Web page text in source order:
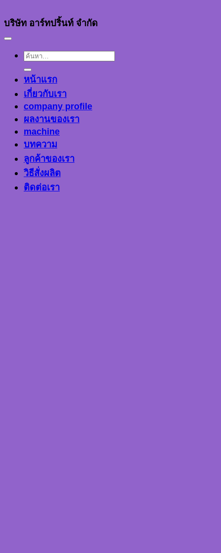
บริษัท อาร์ทปริ้นท์ จำกัด
ค้นหา:
หน้าแรก
เกี่ยวกับเรา
company profile
ผลงานของเรา
machine
บทความ
ลูกค้าของเรา
วิธีสั่งผลิต
ติดต่อเรา